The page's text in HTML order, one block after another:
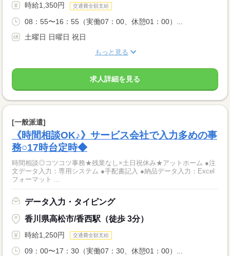
時給1,350円 交通費全額支給
08：55〜16：55（実働07：00、休憩01：00）...
土曜日 日曜日 祝日
もっと見る
求人詳細を見る
[一般派遣]
《時間相談OK♪》サービス会社で入力多めの事
務○17時台定時◆
時間相談◎コツコツ事務★残業なし×土日祝休み★アットホーム ●注
文データ入力：専用システム ●手配書記入 ●納品データ入力：Excel
フォーマット ...
データ入力・タイピング
香川県高松市/香西駅（徒歩 3分）
時給1,250円 交通費全額支給
09：00〜17：30（実働07：30、休憩01：00）...